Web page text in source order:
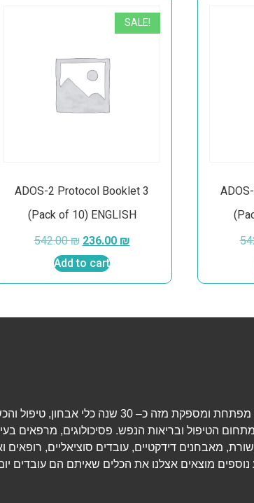
SALE!
ADOS-2 Protocol Booklet 3
(Pack of 10) ENGLISH
542.00₪236.00₪
Add to cart
חברת סייקטק מפתחת ומספקת מזה כ– 30 שנה כלי אבחון,
הטיפול ובריאות הנפש. פסיכולוגים, מרפאים
מאבחנים דידקטיים, עובדים סוציאליים, רופאים